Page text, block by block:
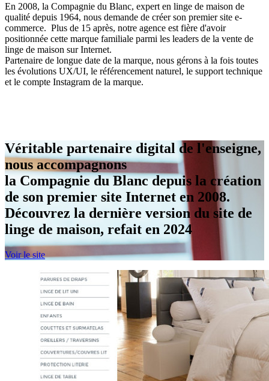
En 2008, la Compagnie du Blanc, expert en linge de maison de
qualité depuis 1964, nous demande de créer son premier site e-
commerce. Plus de 15 après, notre agence est fière d'avoir
positionnée cette marque familiale parmi les leaders de la vente de
linge de maison sur Internet.
Partenaire de longue date de la marque, nous gérons à la fois toutes
les évolutions UX/UI, le référencement naturel, le support technique
et le compte Instagram de la marque.
Véritable partenaire digital de l'enseigne,
nous accompagnons
la Compagnie du Blanc depuis la création
de son premier site Internet en 2008.
Découvrez la dernière version du site de
linge de maison, refait en 2024
Voir le site